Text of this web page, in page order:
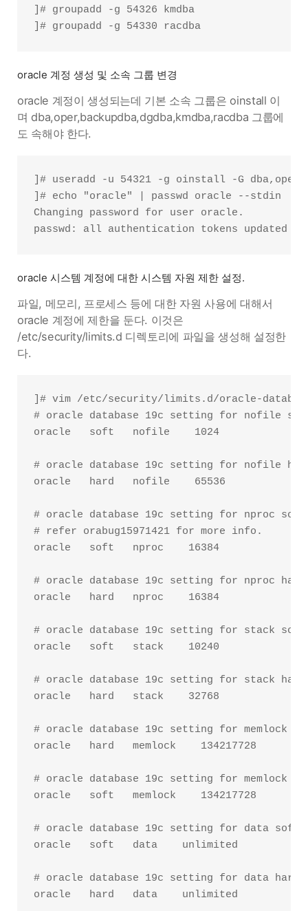
]# groupadd -g 54326 kmdba
oracle 계정 생성 및 소속 그룹 변경
oracle 계정이 생성되는데 기본 소속 그룹은 oinstall 이
며 dba,oper,backupdba,dgdba,kmdba,racdba 그룹에
도 속해야 한다.
]# useradd -u 54321 -g oinstall -G
]# echo "oracle" | passwd oracle --stdin
Changing password for user oracle.
oracle 시스템 계정에 대한 시스템 자원 제한 설정.
파일, 메모리, 프로세스 등에 대한 자원 사용에 대해서
oracle 계정에 제한을 둔다. 이것은
/etc/security/limits.d 디렉토리에 파일을 생성해 설정한
다.
]# vim /etc/security/limits.d/oracle-
# oracle database 19c setting for nofile
oracle   soft   nofile    1024
# oracle database 19c setting for nofile
oracle   hard   nofile    65536
# oracle database 19c setting for nproc
# refer orabug15971421 for more info.
oracle   soft   nproc    16384
# oracle database 19c setting for nproc
oracle   hard   nproc    16384
# oracle database 19c setting for stack
oracle   soft   stack    10240
# oracle database 19c setting for stack
oracle   hard   stack    32768
# oracle database 19c setting for memlock
oracle   hard   memlock    134217728
# oracle database 19c setting for memlock
oracle   soft   memlock    134217728
# oracle database 19c setting for data
oracle   soft   data    unlimited
# oracle database 19c setting for data